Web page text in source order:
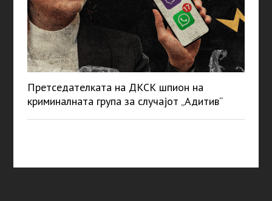
Претседателката на ДКСК шпион на
криминалната група за случајот „Адитив“